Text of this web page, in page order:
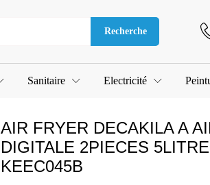
Recherche
Sanitaire Electricité
AIR FRYER DECAKILA A
DIGITALE 2PIECES
KEEC045B